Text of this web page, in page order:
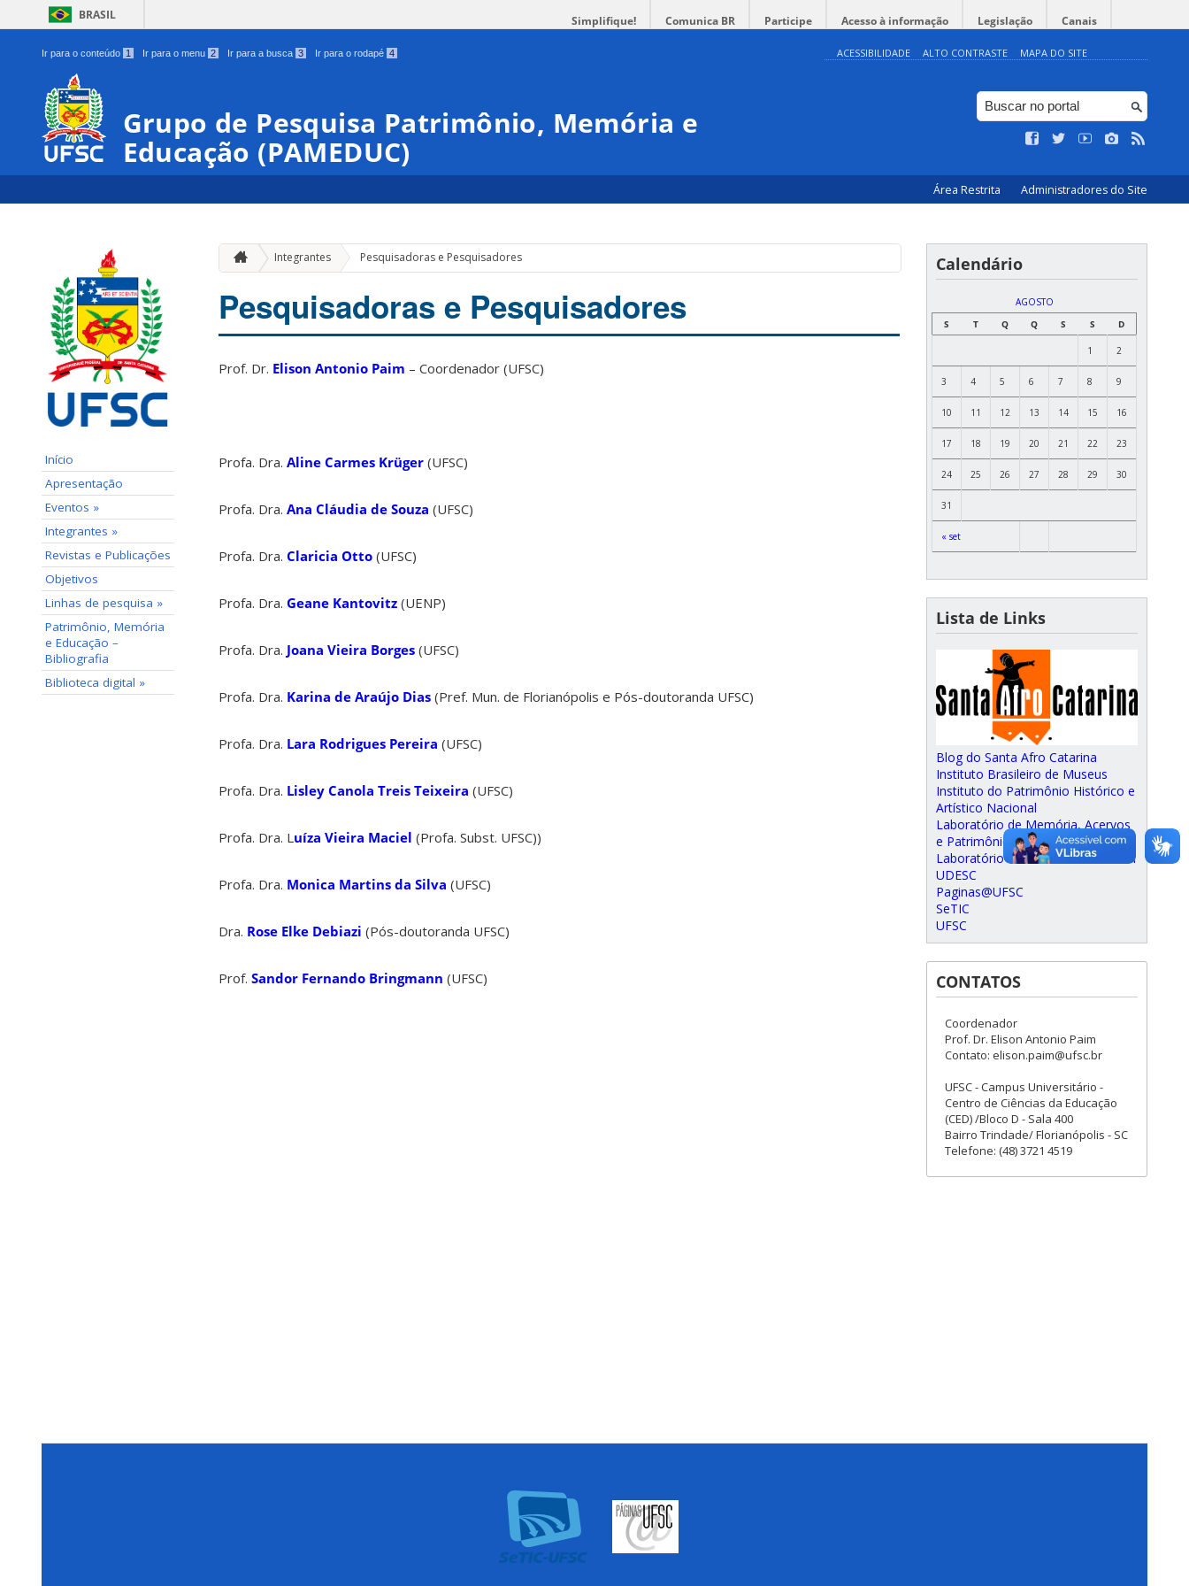
BRASIL Simplifique! Comunica BR Participe Acesso à informação Legislação Canais
Ir para o conteúdo 1 Ir para o menu 2 Ir para a busca 3 Ir para o rodapé 4 ACESSIBILIDADE ALTO CONTRASTE MAPA DO SITE
Grupo de Pesquisa Patrimônio, Memória e
Educação (PAMEDUC)
Área Restrita Administradores do Site
Início
Apresentação
Eventos »
Integrantes »
Revistas e Publicações
Objetivos
Linhas de pesquisa »
Patrimônio, Memória
e Educação –
Bibliografia
Biblioteca digital »
Integrantes Pesquisadoras e Pesquisadores
Pesquisadoras e Pesquisadores
Prof. Dr. Elison Antonio Paim – Coordenador (UFSC)
Profa. Dra. Aline Carmes Krüger (UFSC)
Profa. Dra. Ana Cláudia de Souza (UFSC)
Profa. Dra. Claricia Otto (UFSC)
Profa. Dra. Geane Kantovitz (UENP)
Profa. Dra. Joana Vieira Borges (UFSC)
Profa. Dra. Karina de Araújo Dias (Pref. Mun. de Florianópolis e Pós-doutoranda UFSC)
Profa. Dra. Lara Rodrigues Pereira (UFSC)
Profa. Dra. Lisley Canola Treis Teixeira (UFSC)
Profa. Dra. Luíza Vieira Maciel (Profa. Subst. UFSC))
Profa. Dra. Monica Martins da Silva (UFSC)
Dra. Rose Elke Debiazi (Pós-doutoranda UFSC)
Prof. Sandor Fernando Bringmann (UFSC)
Calendário
AGOSTO
S
T Q Q S S D
« set
1 2
3 4 5 6 7 8 9
10 11 12 13 14 15 16
17 18 19 20 21 22 23
24 25 26 27 28 29 30
31
Lista de Links
Blog do Santa Afro Catarina
Instituto Brasileiro de Museus
Instituto do Patrimônio Histórico e
Artístico Nacional
Laboratório de Memória, Acervos
e Patrimônio
Laboratório de Patrimônio Cultural
UDESC
Paginas@UFSC
SeTIC
UFSC
CONTATOS
Coordenador
Prof. Dr. Elison Antonio Paim
Contato: elison.paim@ufsc.br
UFSC - Campus Universitário -
Centro de Ciências da Educação
(CED) /Bloco D - Sala 400
Bairro Trindade/ Florianópolis - SC
Telefone: (48) 3721 4519